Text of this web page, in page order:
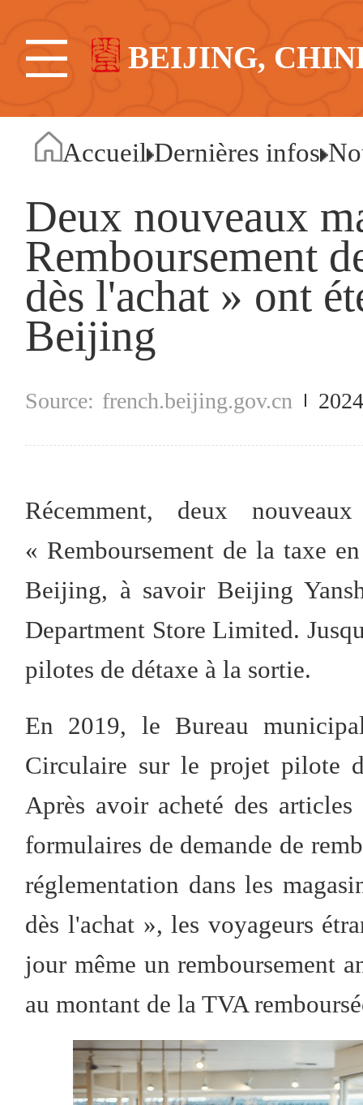
BEIJING,
Accueil Dernières infos
Deux nouveaux
Remboursement
dès l'achat » ont
Beijing
french.beijing.gov.cn
Récemment, deux
« Remboursement de la taxe
Beijing, à savoir Beijing
Department Store Limited.
pilotes de détaxe à la sortie.
En 2019, le Bureau
Circulaire sur le projet pilote
Après avoir acheté des
formulaires de demande de
réglementation dans les
dès l'achat », les voyageurs
jour même un remboursement
au montant de la TVA